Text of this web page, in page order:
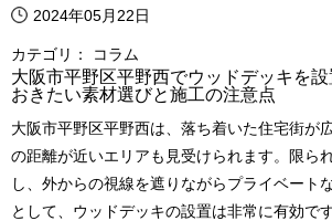
2024年05月22日
カテゴリ： コラム
大阪市平野区平野西でウッドデッキを
おきたい素材選びと施工の注意点
大阪市平野区平野西は、落ち着いた住宅街が
の距離が近いエリアも見受けられます。限ら
し、外からの視線を遮りながらプライベート
として、ウッドデッキの設置は非常に有効で